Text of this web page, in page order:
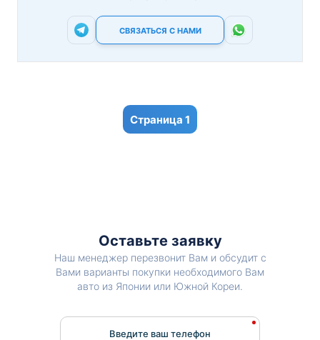
СВЯЗАТЬСЯ С НАМИ
1
Оставьте заявку
Наш менеджер перезвонит Вам и обсудит с
Вами варианты покупки необходимого Вам
авто из Японии или Южной Кореи.
Введите ваш телефон